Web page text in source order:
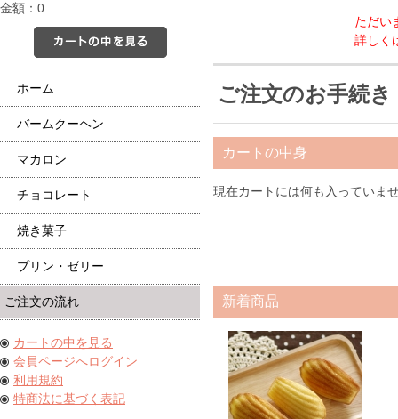
ただい
詳しく
ご注文のお手続き
カートの中身
現在カートには何も入っていま
新着商品
金額：0
ホーム
バームクーヘン
マカロン
チョコレート
焼き菓子
プリン・ゼリー
ご注文の流れ
カートの中を見る
会員ページへログイン
利用規約
特商法に基づく表記